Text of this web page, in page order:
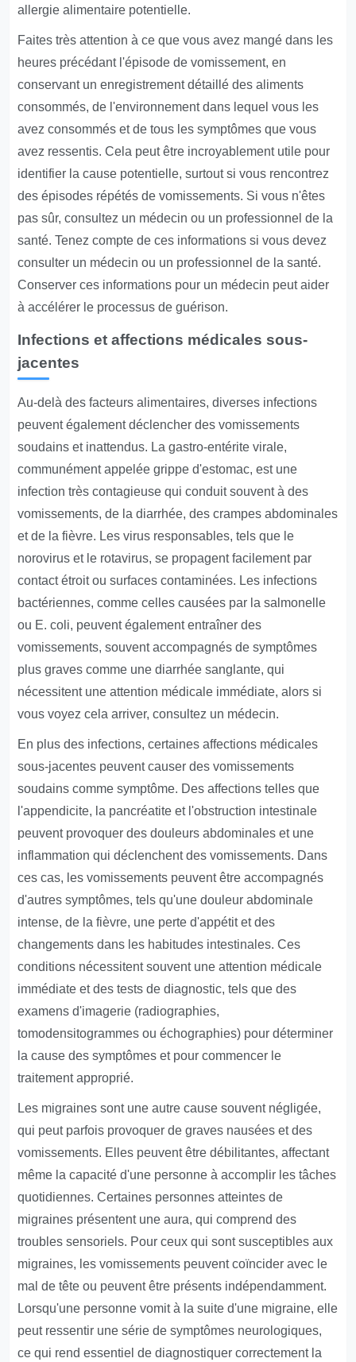
allergie alimentaire potentielle.
Faites très attention à ce que vous avez mangé dans les
heures précédant l'épisode de vomissement, en
conservant un enregistrement détaillé des aliments
consommés, de l'environnement dans lequel vous les
avez consommés et de tous les symptômes que vous
avez ressentis. Cela peut être incroyablement utile pour
identifier la cause potentielle, surtout si vous rencontrez
des épisodes répétés de vomissements. Si vous n'êtes
pas sûr, consultez un médecin ou un professionnel de la
santé. Tenez compte de ces informations si vous devez
consulter un médecin ou un professionnel de la santé.
Conserver ces informations pour un médecin peut aider
à accélérer le processus de guérison.
Infections et affections médicales sous-
jacentes
Au-delà des facteurs alimentaires, diverses infections
peuvent également déclencher des vomissements
soudains et inattendus. La gastro-entérite virale,
communément appelée grippe d'estomac, est une
infection très contagieuse qui conduit souvent à des
vomissements, de la diarrhée, des crampes abdominales
et de la fièvre. Les virus responsables, tels que le
norovirus et le rotavirus, se propagent facilement par
contact étroit ou surfaces contaminées. Les infections
bactériennes, comme celles causées par la salmonelle
ou E. coli, peuvent également entraîner des
vomissements, souvent accompagnés de symptômes
plus graves comme une diarrhée sanglante, qui
nécessitent une attention médicale immédiate, alors si
vous voyez cela arriver, consultez un médecin.
En plus des infections, certaines affections médicales
sous-jacentes peuvent causer des vomissements
soudains comme symptôme. Des affections telles que
l'appendicite, la pancréatite et l'obstruction intestinale
peuvent provoquer des douleurs abdominales et une
inflammation qui déclenchent des vomissements. Dans
ces cas, les vomissements peuvent être accompagnés
d'autres symptômes, tels qu'une douleur abdominale
intense, de la fièvre, une perte d'appétit et des
changements dans les habitudes intestinales. Ces
conditions nécessitent souvent une attention médicale
immédiate et des tests de diagnostic, tels que des
examens d'imagerie (radiographies,
tomodensitogrammes ou échographies) pour déterminer
la cause des symptômes et pour commencer le
traitement approprié.
Les migraines sont une autre cause souvent négligée,
qui peut parfois provoquer de graves nausées et des
vomissements. Elles peuvent être débilitantes, affectant
même la capacité d'une personne à accomplir les tâches
quotidiennes. Certaines personnes atteintes de
migraines présentent une aura, qui comprend des
troubles sensoriels. Pour ceux qui sont susceptibles aux
migraines, les vomissements peuvent coïncider avec le
mal de tête ou peuvent être présents indépendamment.
Lorsqu'une personne vomit à la suite d'une migraine, elle
peut ressentir une série de symptômes neurologiques,
ce qui rend essentiel de diagnostiquer correctement la